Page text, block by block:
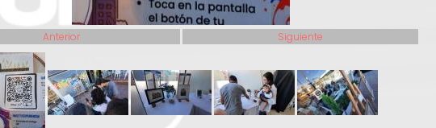
Anterior Siguiente